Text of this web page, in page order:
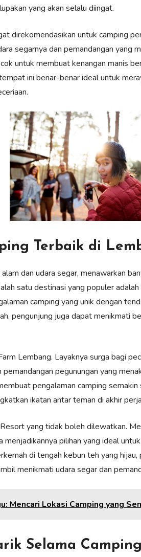
yang akan selalu diingat.
direkomendasikan untuk camping
segarnya dan pemandangan yang
untuk membuat kenangan manis
ini benar-benar ideal untuk
Terbaik di
dan udara segar, menawarkan
satu destinasi yang populer
camping yang unik dengan
pengunjung juga dapat menikmati
Lembang. Layaknya surga bagi
pemandangan pegunungan yang
pengalaman camping
ikatan antar teman di akhir
yang tidak boleh dilewatkan.
menjadikannya pilihan yang ideal
di tengah kebun teh yang
menikmati udara segar dan
Mencari Lokasi Camping yang
Selama Camping